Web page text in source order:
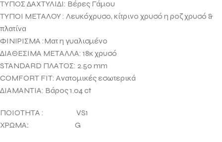
ΤΥΠΟΣ ΔΑΧΤΥΛΙΔΙ: Βέρες Γάμου
ΤΥΠΟΙ ΜΕΤΑΛΟΥ : Λευκόχρυσο, κίτρινο χρυσό η ροζ χρυσό &
πλατίνα
ΦΙΝΙΡΙΣΜΑ :Ματ η γυαλισμένο
ΔΙΑΘΕΣΙΜΑ ΜΕΤΑΛΛΑ: 18κ χρυσό
STANDARD ΠΛΑΤΟΣ: 2.50 mm
COMFORT FIT: Ανατομικές εσωτερικά
ΔΙΑΜΑΝΤΙΑ: Βάρος 1.04 ct
ΠΟΙΟΤΗΤΑ : VS1
ΧΡΩΜΑ: G